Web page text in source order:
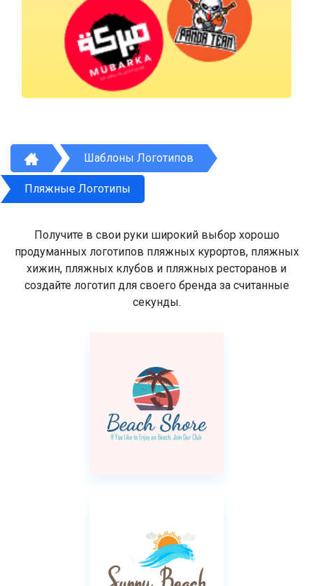
Шаблоны Логотипов
Пляжные Логотипы
Получите в свои руки широкий выбор хорошо
продуманных логотипов пляжных курортов, пляжных
хижин, пляжных клубов и пляжных ресторанов и
создайте логотип для своего бренда за считанные
секунды.